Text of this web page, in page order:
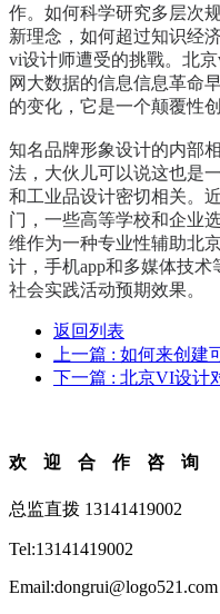
作。如何科学研究多层次
新理念，如何超过知识经
vi设计师遭受的挑戰。北
网大数据的信息信息革命
的变化，它是一个颠覆性
知名品牌形象设计的内部
法，大伙儿可以说这也是
和工业品设计密切相关。
门，一些高等学校和企业
维作为一种专业性辅助北
计，手机app和多媒体技术
社会实践活动预期效果。
返回列表
上一篇 : 如何来创建
下一篇 : 北京VI设计
欢迎合作咨询
总监直拨 13141419002
Tel:13141419002
Email:dongrui@logo521.com